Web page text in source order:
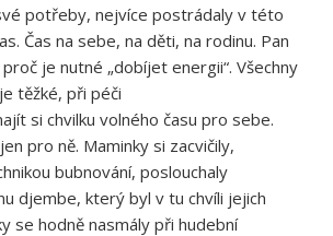
potřeby, nejvíce postrádaly v této
Čas na sebe, na děti, na rodinu. Pan
je nutné „dobíjet energii“. Všechny
těžké, při péči
si chvilku volného času pro sebe.
pro ně. Maminky si zacvičily,
bubnování, poslouchaly
djembe, který byl v tu chvíli jejich
se hodně nasmály při hudební